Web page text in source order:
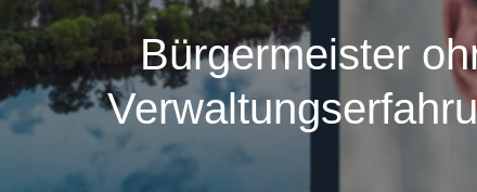
Bürgermeister